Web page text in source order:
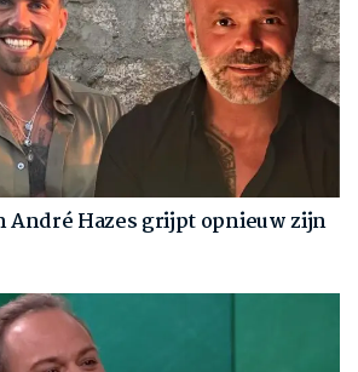
André Hazes grijpt opnieuw zijn